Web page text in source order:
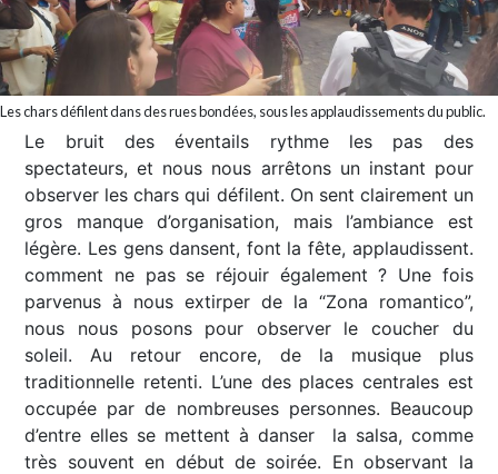
Les chars défilent dans des rues bondées, sous les applaudissements du public.
Le bruit des éventails rythme les pas des
spectateurs, et nous nous arrêtons un instant pour
observer les chars qui défilent. On sent clairement un
gros manque d’organisation, mais l’ambiance est
légère. Les gens dansent, font la fête, applaudissent.
comment ne pas se réjouir également ? Une fois
parvenus à nous extirper de la “Zona romantico”,
nous nous posons pour observer le coucher du
soleil. Au retour encore, de la musique plus
traditionnelle retenti. L’une des places centrales est
occupée par de nombreuses personnes. Beaucoup
d’entre elles se mettent à danser la salsa, comme
très souvent en début de soirée. En observant la